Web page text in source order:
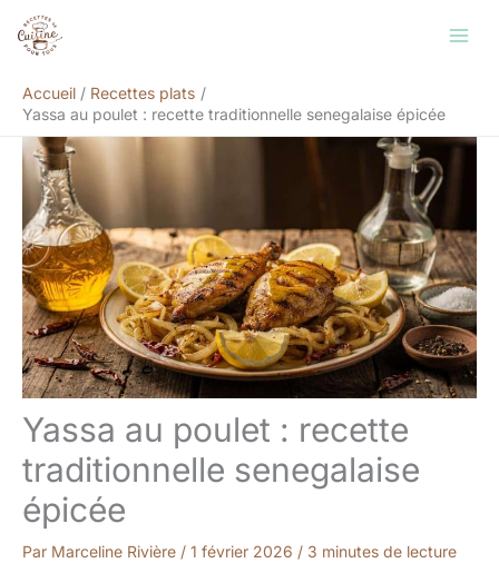
Accueil
Recettes plats
Yassa au poulet : recette traditionnelle senegalaise épicée
Yassa au poulet : recette
traditionnelle senegalaise
épicée
Par Marceline Rivière / 1 février 2026 / 3 minutes de lecture
Rechercher